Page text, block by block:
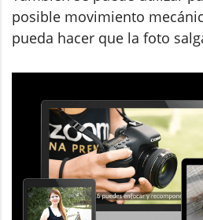
posible movimiento
pueda hacer que la foto